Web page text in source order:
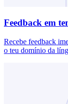
Feedback em
Recebe feedback
o teu domínio da